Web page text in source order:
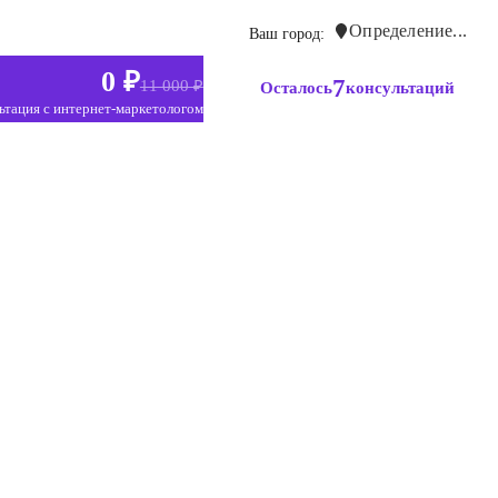
Ваш город: Определение...
0 ₽11 000 ₽
с интернет-маркетологом
Осталось7консультаций